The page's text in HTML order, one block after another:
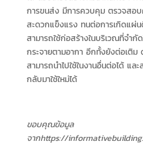
การขนส่ง มีการควบคุม ตรวจสอ
สะดวกแข็งแรง ทนต่อการเกิดแผ่น
สามารถใช้ก่อสร้างในบริเวณที่จำกั
กระจายตามอากา อีกทั้งยังต่อเติ
สามารถนำไปใช้ในงานอื่นต่อได้ แล
กลับมาใช้ใหม่ได้
ขอบคุณข้อมูล
จากhttps://